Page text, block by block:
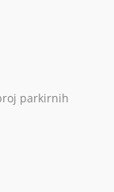
parkirnih